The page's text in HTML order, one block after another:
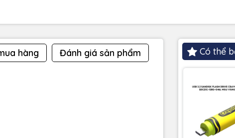
hàng Đánh giá sản phẩm Có thể